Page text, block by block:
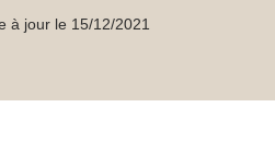
à jour le 15/12/2021